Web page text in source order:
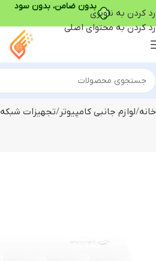
بدون ضامن، بدون سود
رد کردن به ناوبری
رد کردن به محتوای اصلی
خانه لوازم جانبی کامپیوتر تجهیزات شبکه